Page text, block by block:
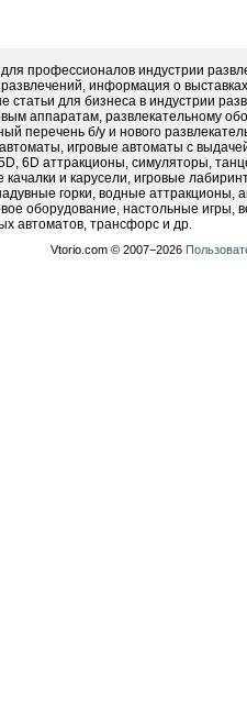
профессионалов индустрии
информация о
статьи для бизнеса в индустрии
аппаратам, развлекательному
перечень б/у и нового
игровые автоматы с
6D аттракционы, симуляторы,
качалки и карусели, игровые
горки, водные
оборудование, настольные игры,
автоматов, трансфорс и др.
Vtorio.com © 2007−2026